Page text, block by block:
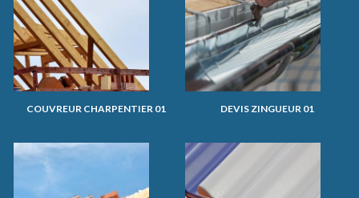
COUVREUR CHARPENTIER 01 DEVIS ZINGUEUR 01